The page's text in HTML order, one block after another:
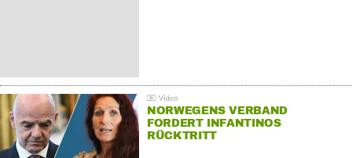
NORWEGENS VERBAND
FORDERT INFANTINOS
RÜCKTRITT